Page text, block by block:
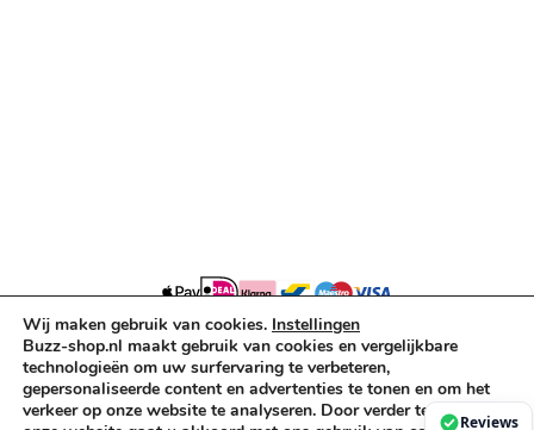
Copyright © 2026 Buzz-Shop.nl. Alle rechten voorbehouden.
Wij maken gebruik van cookies. Instellingen
Buzz-shop.nl maakt gebruik van cookies en vergelijkbare
technologieën om uw surfervaring te verbeteren,
gepersonaliseerde content en advertenties te tonen en om het
verkeer op onze website te analyseren. Door verder te gaan op
Reviews